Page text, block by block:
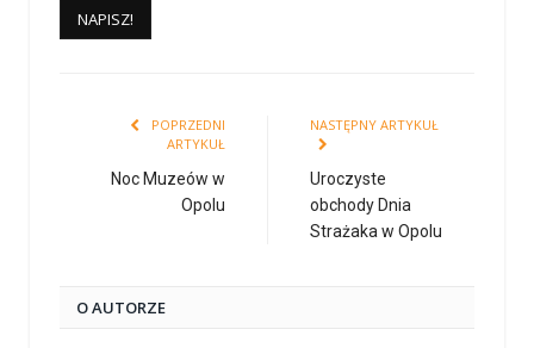
POPRZEDNI
ARTYKUŁ
Noc Muzeów w
Opolu
NASTĘPNY ARTYKUŁ
Uroczyste
obchody Dnia
Strażaka w Opolu
O AUTORZE